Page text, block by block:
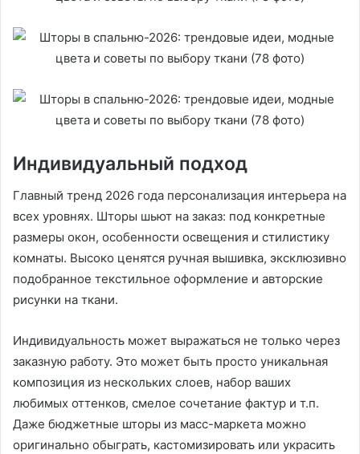
Индивидуальный подход
Главный тренд 2026 года персонализация интерьера на
всех уровнях. Шторы шьют на заказ: под конкретные
размеры окон, особенности освещения и стилистику
комнаты. Высоко ценятся ручная вышивка, эксклюзивно
подобранное текстильное оформление и авторские
рисунки на ткани.
Индивидуальность может выражаться не только через
заказную работу. Это может быть просто уникальная
композиция из нескольких слоев, набор ваших
любимых оттенков, смелое сочетание фактур и т.п.
Даже бюджетные шторы из масс-маркета можно
оригинально обыграть, кастомизировать или украсить